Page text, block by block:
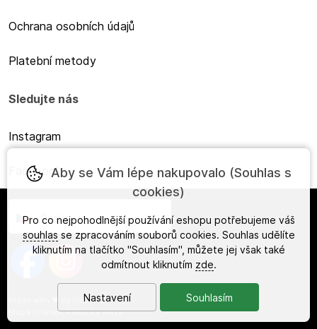
Ochrana osobních údajů
Platební metody
Sledujte nás
Instagram
Facebook
Česky
ineShop
Mapa stránek,Klasická verze
Aby se Vám lépe nakupovalo (Souhlas s
cookies)
Pro co nejpohodlnější používání eshopu potřebujeme váš
souhlas se zpracováním souborů cookies. Souhlas udělíte
kliknutím na tlačítko "Souhlasím", můžete jej však také
odmítnout kliknutím zde.
Nastavení Souhlasím